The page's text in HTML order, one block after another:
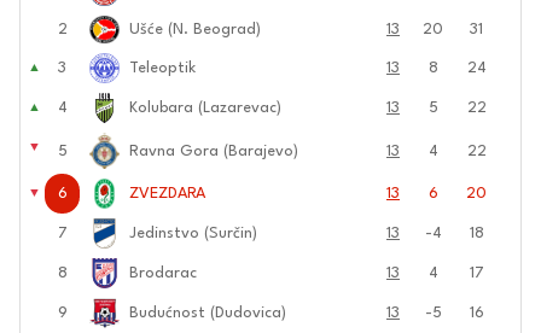
2 Ušće (N. Beograd) 13 20 31
3
▲ Teleoptik 13 8 24
4
▲ Kolubara (Lazarevac) 13 5 22
5
▼ Ravna Gora (Barajevo) 13 4 22
6
▼ ZVEZDARA 13 6 20
7 Jedinstvo (Surčin) 13 -4 18
8 Brodarac 13 4 17
9 Budućnost (Dudovica) 13 -5 16